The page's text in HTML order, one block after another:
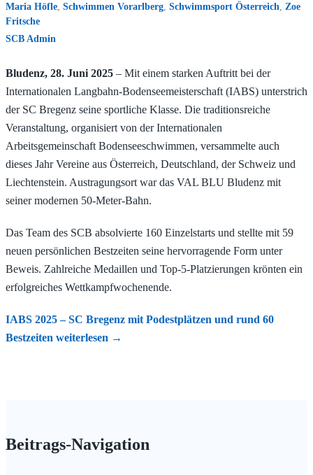
Maria Höfle Schwimmen Vorarlberg Schwimmsport Österreich
Zoe
Fritsche
SCB Admin
Bludenz, 28. Juni 2025 – Mit einem starken Auftritt bei der
Internationalen Langbahn-Bodenseemeisterschaft (IABS) unterstrich
der SC Bregenz seine sportliche Klasse. Die traditionsreiche
Veranstaltung, organisiert von der Internationalen
Arbeitsgemeinschaft Bodenseeschwimmen, versammelte auch
dieses Jahr Vereine aus Österreich, Deutschland, der Schweiz und
Liechtenstein. Austragungsort war das VAL BLU Bludenz mit
seiner modernen 50-Meter-Bahn.
Das Team des SCB absolvierte 160 Einzelstarts und stellte mit 59
neuen persönlichen Bestzeiten seine hervorragende Form unter
Beweis. Zahlreiche Medaillen und Top-5-Platzierungen krönten ein
erfolgreiches Wettkampfwochenende.
IABS 2025 – SC Bregenz mit Podestplätzen und rund 60
Bestzeiten weiterlesen →
Beitrags-Navigation